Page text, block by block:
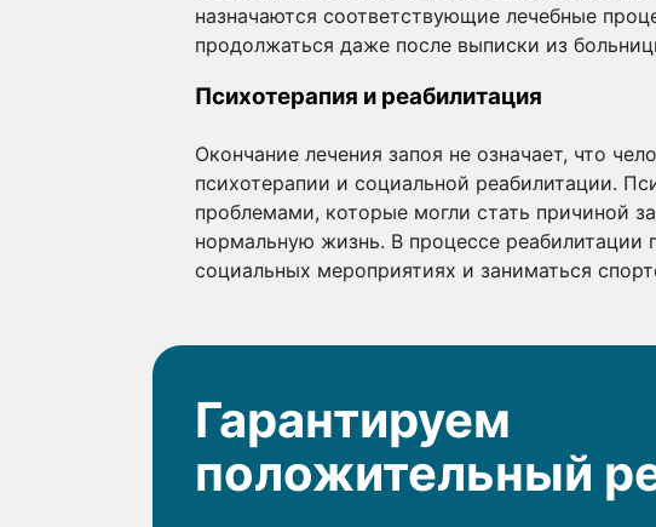
назначаются соответствующие лечебные
продолжаться даже после выписки из
Психотерапия и реабилитация
Окончание лечения запоя не означает, что
психотерапии и социальной реабилитации.
проблемами, которые могли стать причиной
нормальную жизнь. В процессе
социальных мероприятиях и заниматься
Гарантируем
положительный